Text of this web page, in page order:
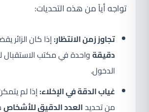
تواجه أياً من هذه التحديات:
تجاوز زمن الانتظار:إذا كان الزائر
دقيقةواحدة في مكتب الاستقبال
الدخول.
غياب الدقة في الإخلاء:إذا لم
من تحديدالعدد الدقيق للأشخاص